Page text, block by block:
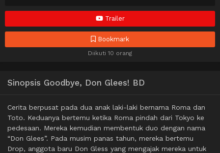
Trailer
Bookmark
Diikuti 10 orang
Sinopsis Goodbye, Don Glees! BD
Cerita berpusat pada dua anak laki-laki bernama Roma dan
Toto. Keduanya bertemu ketika Roma pindah dari Tokyo ke
pedesaan. Mereka kemudian membentuk duo dengan nama
“Don Glees”. Pada musim panas tahun, mereka bertemu
Drop, anggota baru Don Gless yang mengajak mereka untuk